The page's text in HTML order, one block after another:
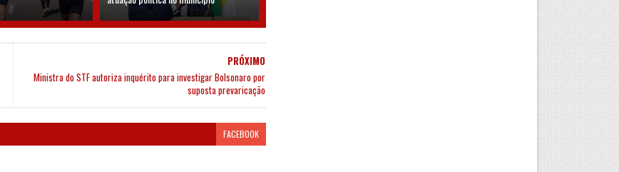
PRÓXIMO
Ministra do STF autoriza inquérito para investigar Bolsonaro por
suposta prevaricação
FACEBOOK